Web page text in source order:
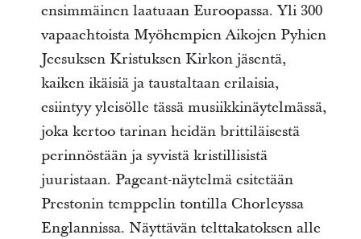
ensimmäinen laatuaan Euroopassa. Yli 300
vapaaehtoista Myöhempien Aikojen Pyhien
Jeesuksen Kristuksen Kirkon jäsentä,
kaiken ikäisiä ja taustaltaan erilaisia,
esiintyy yleisölle tässä musiikkinäytelmässä,
joka kertoo tarinan heidän brittiläisestä
perinnöstään ja syvistä kristillisistä
juuristaan. Pageant-näytelmä esitetään
Prestonin temppelin tontilla Chorleyssa
Englannissa. Näyttävän telttakatoksen alle